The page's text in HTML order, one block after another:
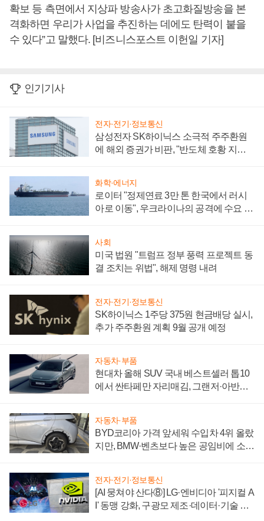
확보 등 측면에서 지상파 방송사가 초고화질방송을 본
격화하면 우리가 사업을 추진하는 데에도 탄력이 붙을
수 있다”고 말했다. [비즈니스포스트 이헌일 기자]
인기기사
전자·전기·정보통신
삼성전자 SK하이닉스 소극적 주주환원
에 해외 증권가 비판, "반도체 호황 지속
화학·에너지
로이터 "정제연료 3만 톤 한국에서 러시
아로 이동", 우크라이나의 공격에 수요 늘
사회
미국 법원 "트럼프 정부 풍력 프로젝트 동
결 조치는 위법", 해제 명령 내려
전자·전기·정보통신
SK하이닉스 1주당 375원 현금배당 실시,
추가 주주환원 계획 9월 공개 예정
자동차·부품
현대차 올해 SUV 국내 베스트셀러 톱10
에서 싼타페만 자리매김, 그랜저·아반떼
자동차·부품
BYD코리아 가격 앞세워 수입차 4위 올랐
지만, BMW·벤츠보다 높은 공임비에 소비
전자·전기·정보통신
[AI 뭉쳐야 산다⑧] LG·엔비디아 '피지컬 A
I' 동맹 강화, 구광모 제조·데이터·기술 결